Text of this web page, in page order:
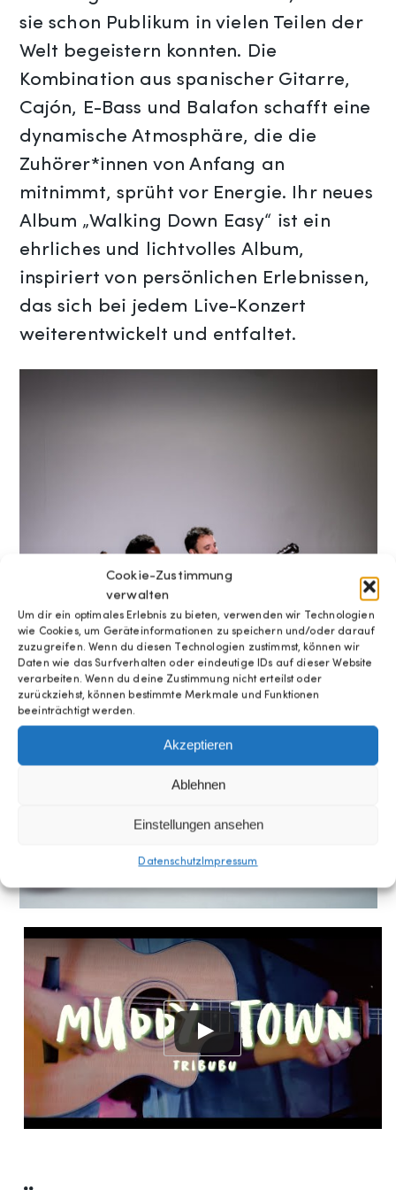
Cookie-Zustimmung
verwalten
Um dir ein optimales Erlebnis zu bieten, verwenden wir Technologien
wie Cookies, um Geräteinformationen zu speichern und/oder darauf
zuzugreifen. Wenn du diesen Technologien zustimmst, können wir
Daten wie das Surfverhalten oder eindeutige IDs auf dieser Website
verarbeiten. Wenn du deine Zustimmung nicht erteilst oder
zurückziehst, können bestimmte Merkmale und Funktionen
beeinträchtigt werden.
Akzeptieren
Ablehnen
Einstellungen ansehen
Datenschutz Impressum
sie schon Publikum in vielen Teilen der
Welt begeistern konnten. Die
Kombination aus spanischer Gitarre,
Cajón, E-Bass und Balafon schafft eine
dynamische Atmosphäre, die die
Zuhörer*innen von Anfang an
mitnimmt, sprüht vor Energie. Ihr neues
Album „Walking Down Easy“ ist ein
ehrliches und lichtvolles Album,
inspiriert von persönlichen Erlebnissen,
das sich bei jedem Live-Konzert
weiterentwickelt und entfaltet.